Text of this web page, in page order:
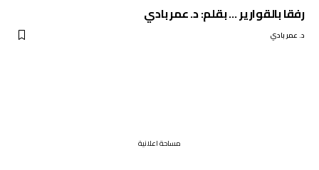
رفقا بالقوارير … بقلم: د. عمر بادي
د. عمر بادي
مساحة اعلانية